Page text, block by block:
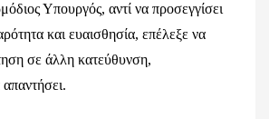
Υπουργός, αντί να προσεγγίσει
και ευαισθησία, επέλεξε να
σε άλλη κατεύθυνση,